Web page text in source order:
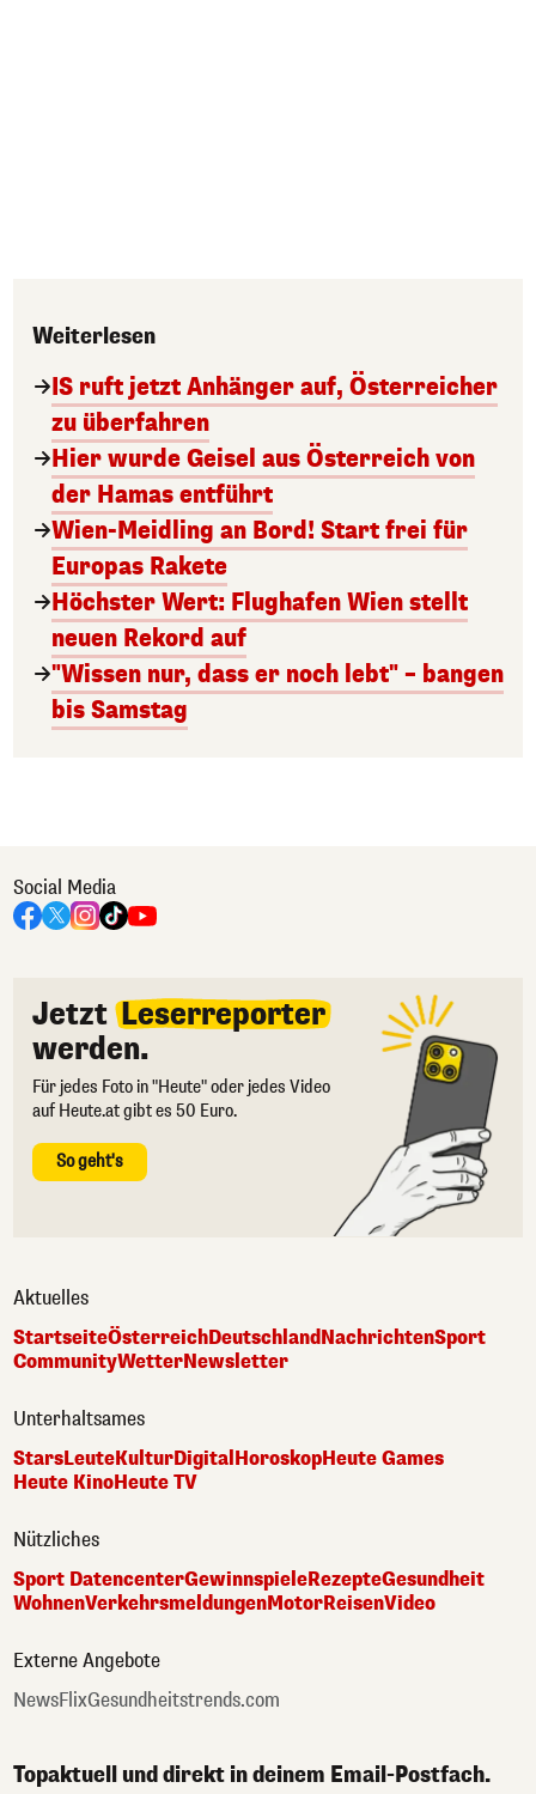
Weiterlesen
IS ruft jetzt Anhänger auf, Österreicher
zu überfahren
Hier wurde Geisel aus Österreich von
der Hamas entführt
Wien-Meidling an Bord! Start frei für
Europas Rakete
Höchster Wert: Flughafen Wien stellt
neuen Rekord auf
"Wissen nur, dass er noch lebt" – bangen
bis Samstag
Social Media
Jetzt Leserreporter
werden.
Für jedes Foto in "Heute" oder jedes Video
auf Heute.at gibt es 50 Euro.
So geht's
Aktuelles
StartseiteÖsterreichDeutschlandNachrichtenSport
CommunityWetterNewsletter
Unterhaltsames
StarsLeuteKulturDigital HoroskopHeute Games
Heute KinoHeute TV
Nützliches
Sport DatencenterGewinnspieleRezepteGesundheit
WohnenVerkehrsmeldungenMotorReisenVideo
Externe Angebote
NewsFlixGesundheitstrends.com
Topaktuell und direkt in deinem Email-Postfach.